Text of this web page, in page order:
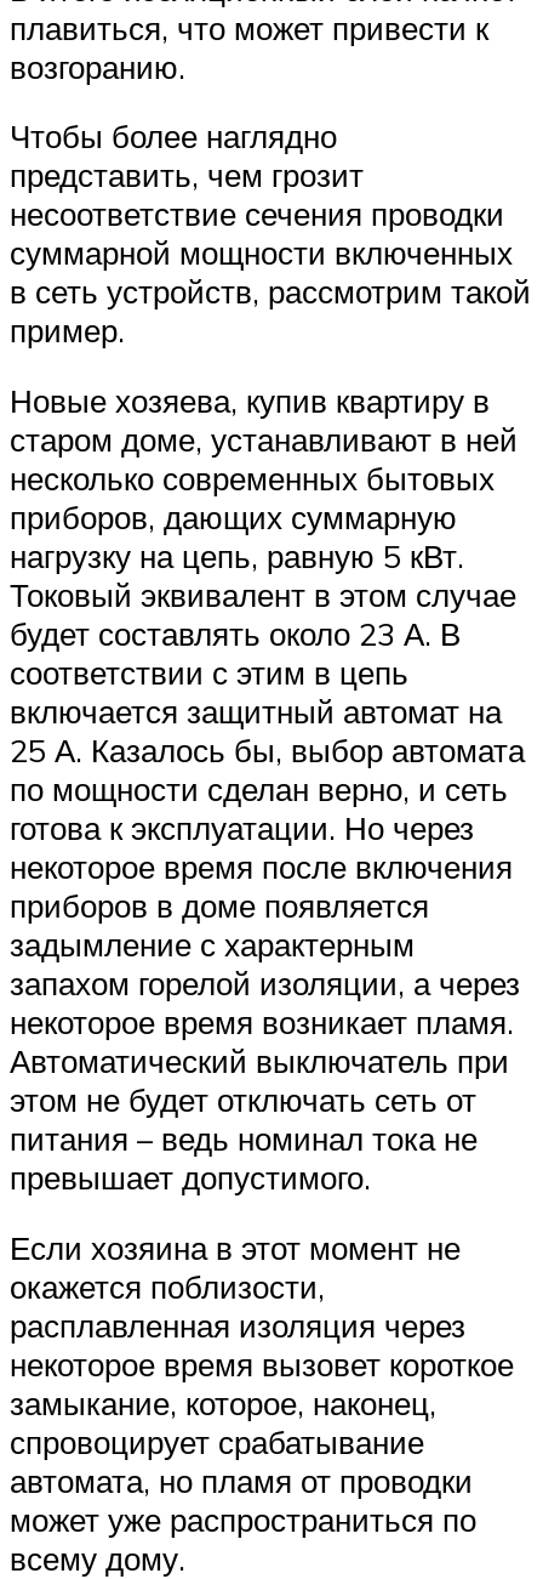
плавиться, что может привести к
возгоранию.
Чтобы более наглядно
представить, чем грозит
несоответствие сечения проводки
суммарной мощности включенных
в сеть устройств, рассмотрим такой
пример.
Новые хозяева, купив квартиру в
старом доме, устанавливают в ней
несколько современных бытовых
приборов, дающих суммарную
нагрузку на цепь, равную 5 кВт.
Токовый эквивалент в этом случае
будет составлять около 23 А. В
соответствии с этим в цепь
включается защитный автомат на
25 А. Казалось бы, выбор автомата
по мощности сделан верно, и сеть
готова к эксплуатации. Но через
некоторое время после включения
приборов в доме появляется
задымление с характерным
запахом горелой изоляции, а через
некоторое время возникает пламя.
Автоматический выключатель при
этом не будет отключать сеть от
питания – ведь номинал тока не
превышает допустимого.
Если хозяина в этот момент не
окажется поблизости,
расплавленная изоляция через
некоторое время вызовет короткое
замыкание, которое, наконец,
спровоцирует срабатывание
автомата, но пламя от проводки
может уже распространиться по
всему дому.